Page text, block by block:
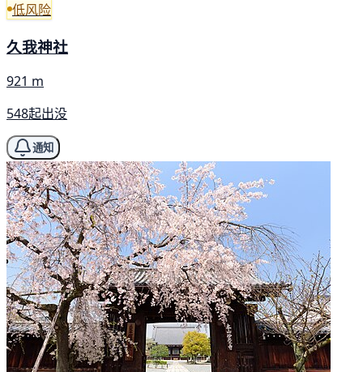
低风险
久我神社
921 m
548起出没
通知